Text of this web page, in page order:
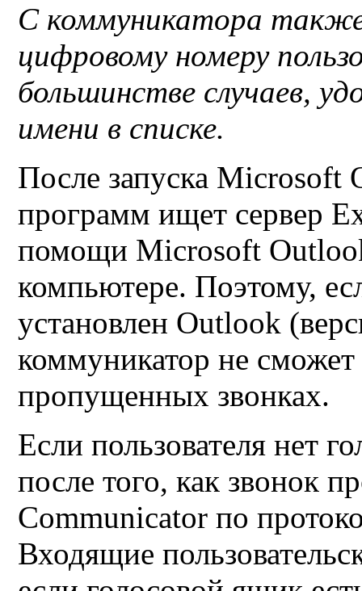
С коммуникатора
цифровому номеру
большинстве случаев,
имени в списке.
После запуска Microsoft
программ ищет сервер
помощи Microsoft
компьютере. Поэтому,
установлен Outlook
коммуникатор не
пропущенных звонках.
Если пользователя нет
после того, как звонок
Communicatorпо
Входящие